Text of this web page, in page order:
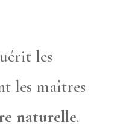
les
les maîtres
naturelle.